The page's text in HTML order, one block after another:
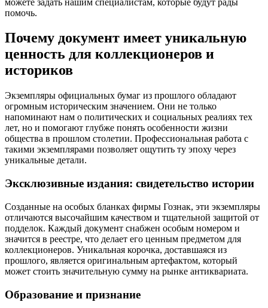
помочь.
Почему документ имеет уникальную
ценность для коллекционеров и
историков
Экземпляры официальных бумаг из прошлого обладают
огромным историческим значением. Они не только
напоминают нам о политических и социальных реалиях тех
лет, но и помогают глубже понять особенности жизни
общества в прошлом столетии. Профессиональная работа с
такими экземплярами позволяет ощутить ту эпоху через
уникальные детали.
Эксклюзивные издания: свидетельство истории
Созданные на особых бланках фирмы Гознак, эти экземпляры
отличаются высочайшим качеством и тщательной защитой от
подделок. Каждый документ снабжен особым номером и
значится в реестре, что делает его ценным предметом для
коллекционеров. Уникальная корочка, доставшаяся из
прошлого, является оригинальным артефактом, который
может стоить значительную сумму на рынке антиквариата.
Образование и признание